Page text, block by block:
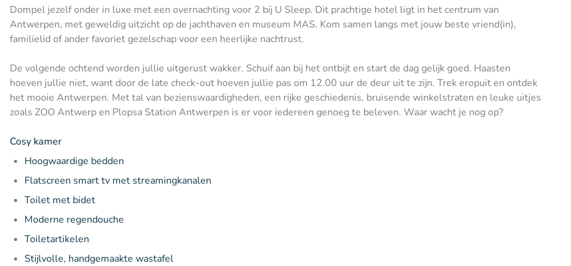
Dompel jezelf onder in luxe met een overnachting voor 2 bij U Sleep. Dit prachtige hotel ligt in het centrum van
Antwerpen, met geweldig uitzicht op de jachthaven en museum MAS. Kom samen langs met jouw beste vriend(in),
familielid of ander favoriet gezelschap voor een heerlijke nachtrust.
De volgende ochtend worden jullie uitgerust wakker. Schuif aan bij het ontbijt en start de dag gelijk goed. Haasten
hoeven jullie niet, want door de late check-out hoeven jullie pas om 12.00 uur de deur uit te zijn. Trek eropuit en ontdek
het mooie Antwerpen. Met tal van bezienswaardigheden, een rijke geschiedenis, bruisende winkelstraten en leuke uitjes
zoals ZOO Antwerp en Plopsa Station Antwerpen is er voor iedereen genoeg te beleven. Waar wacht je nog op?
Cosy kamer
Hoogwaardige bedden
Flatscreen smart tv met streamingkanalen
Toilet met bidet
Moderne regendouche
Toiletartikelen
Stijlvolle, handgemaakte wastafel